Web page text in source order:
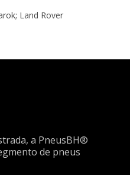
Land Rover
a PneusBH®
de pneus